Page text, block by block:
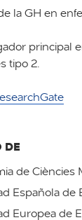
la GH en
principal
tipo 2.
DE
de Ciències
Española de
Europea de